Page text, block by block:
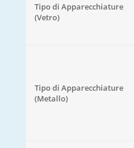
Tipo di Apparecchiature
(Vetro)
Tipo di Apparecchiature
(Metallo)